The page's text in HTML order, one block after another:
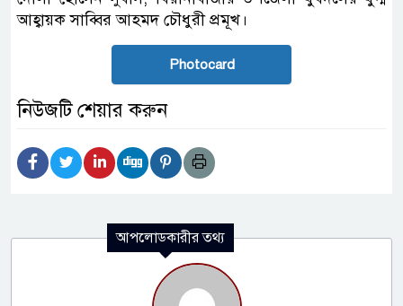
আহ্বায়ক সাব্বির আহমদ চৌধুরী প্রমূখ।
Photocard
নিউজটি শেয়ার করুন
আপলোডকারীর তথ্য